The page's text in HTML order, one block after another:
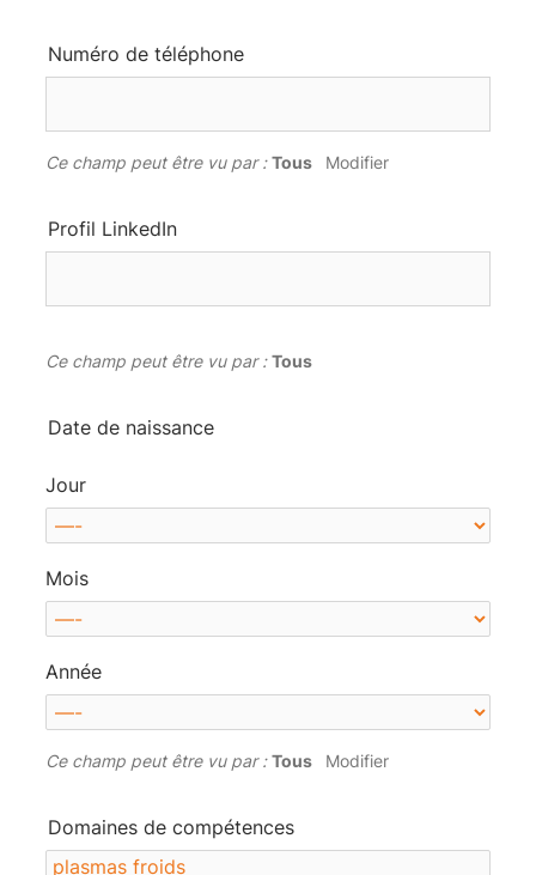
Numéro de téléphone
Ce champ peut être vu par :Tous Modifier
Profil LinkedIn
Ce champ peut être vu par :Tous
Date de naissance
Jour
Mois
Année
Ce champ peut être vu par :Tous Modifier
Domaines de compétences